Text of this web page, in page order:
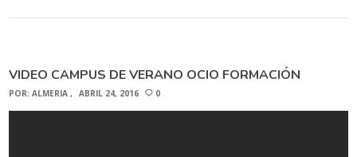
VIDEO CAMPUS DE VERANO OCIO FORMACIÓN
POR:ALMERIA ABRIL 24, 2016 0